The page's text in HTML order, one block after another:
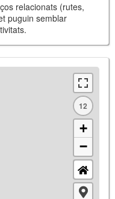
relacionats (rutes,
puguin semblar
12
+
−